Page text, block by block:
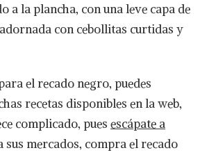
a la plancha, con una leve capa de
con cebollitas curtidas y
el recado negro, puedes
recetas disponibles en la web,
complicado, pues escápate a
sus mercados, compra el recado